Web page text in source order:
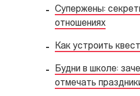
Супержены:
отношениях
Как устроить
Будни в школе:
отмечать